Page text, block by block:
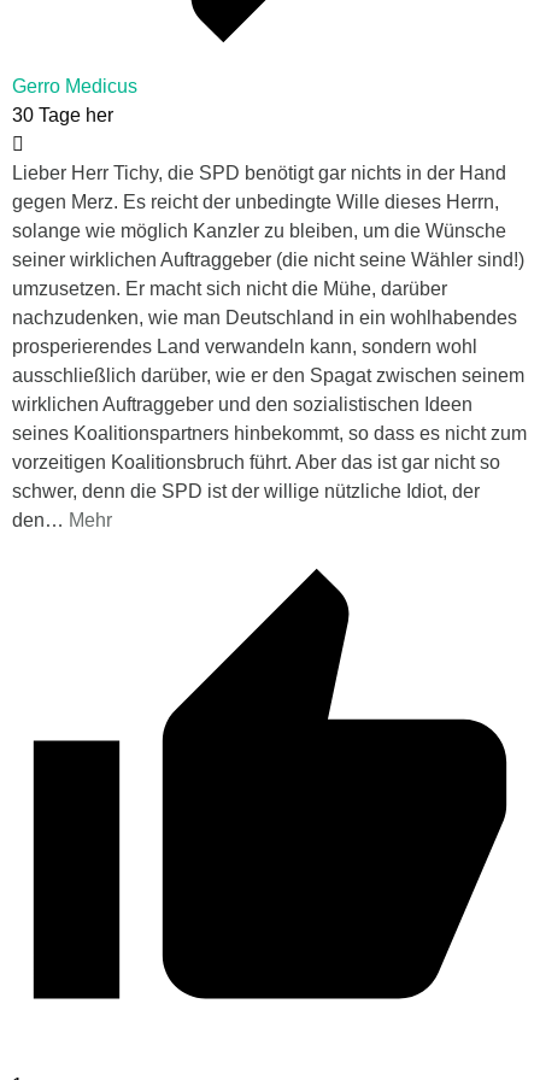
Gerro Medicus
30 Tage her
Lieber Herr Tichy, die SPD benötigt gar nichts in der Hand
gegen Merz. Es reicht der unbedingte Wille dieses Herrn,
solange wie möglich Kanzler zu bleiben, um die Wünsche
seiner wirklichen Auftraggeber (die nicht seine Wähler sind!)
umzusetzen. Er macht sich nicht die Mühe, darüber
nachzudenken, wie man Deutschland in ein wohlhabendes
prosperierendes Land verwandeln kann, sondern wohl
ausschließlich darüber, wie er den Spagat zwischen seinem
wirklichen Auftraggeber und den sozialistischen Ideen
seines Koalitionspartners hinbekommt, so dass es nicht zum
vorzeitigen Koalitionsbruch führt. Aber das ist gar nicht so
schwer, denn die SPD ist der willige nützliche Idiot, der
den… Mehr